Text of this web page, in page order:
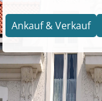
Ankauf & Verkauf